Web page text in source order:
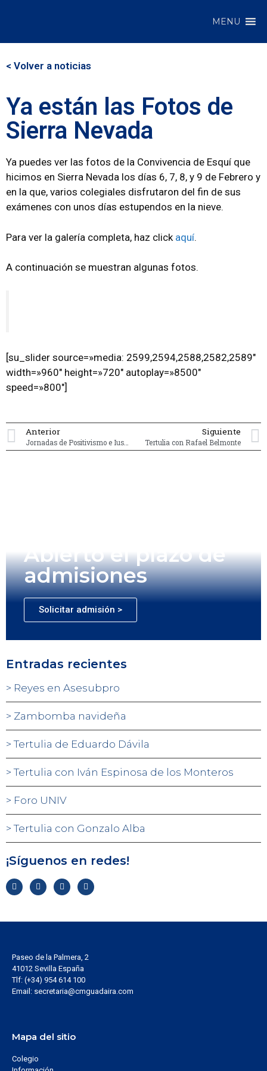
MENU
< Volver a noticias
Ya están las Fotos de
Sierra Nevada
Ya puedes ver las fotos de la Convivencia de Esquí que
hicimos en Sierra Nevada los días 6, 7, 8, y 9 de Febrero y
en la que, varios colegiales disfrutaron del fin de sus
exámenes con unos días estupendos en la nieve.
Para ver la galería completa, haz click aquí.
A continuación se muestran algunas fotos.
[su_slider source=»media: 2599,2594,2588,2582,2589″
width=»960″ height=»720″ autoplay=»8500″
speed=»800″]
Anterior Siguiente
Tertulia con Rafael Belmonte
Abierto el plazo de
admisiones
Solicitar admisión >
Entradas recientes
Reyes en Asesubpro
Zambomba navideña
Tertulia de Eduardo Dávila
Tertulia con Iván Espinosa de los Monteros
Foro UNIV
Tertulia con Gonzalo Alba
¡Síguenos en redes!
Paseo de la Palmera, 2
41012 Sevilla España
Tlf: (+34) 954 614 100
Email: secretaria@cmguadaira.com
Mapa del sitio
Colegio